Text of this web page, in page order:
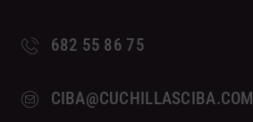
682 55 86 75
CIBA@CUCHILLASCIBA.COM